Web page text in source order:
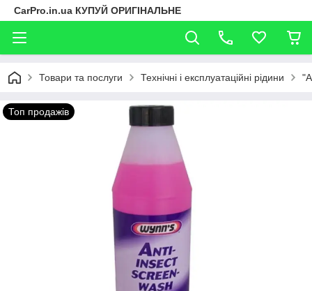
CarPro.in.ua КУПУЙ ОРИГІНАЛЬНЕ
Товари та послуги Технічні і експлуатаційні рідини
Топ продажів